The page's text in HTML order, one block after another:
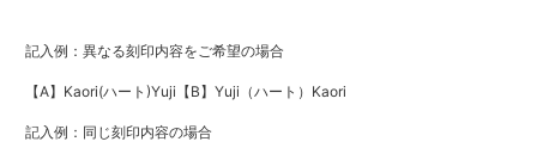
記入例：異なる刻印内容をご希望の場合
【A】Kaori(ハート)Yuji【B】Yuji（ハート）Kaori
記入例：同じ刻印内容の場合